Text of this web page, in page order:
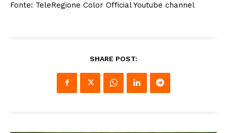
Fonte: TeleRegione Color Official Youtube channel
SHARE POST: